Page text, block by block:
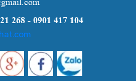
268 - 0901 417 104